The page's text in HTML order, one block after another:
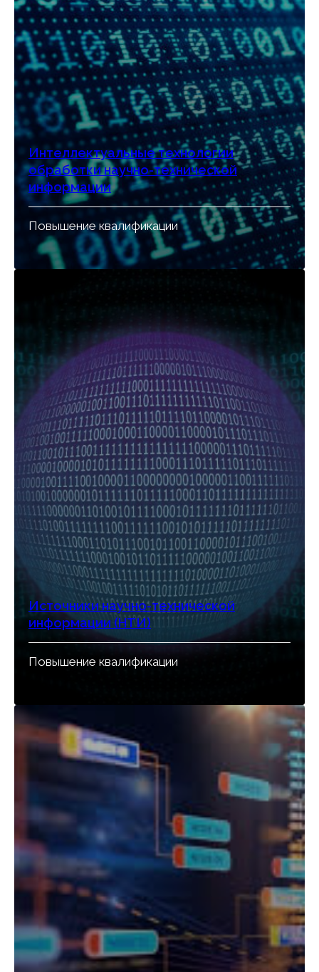
Интеллектуальные технологии
обработки научно-технической
информации
Повышение квалификации
Источники научно-технической
информации (НТИ)
Повышение квалификации